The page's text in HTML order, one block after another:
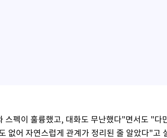
스펙이 훌륭했고, 대화도 무난했다"면서도 "다
없어 자연스럽게 관계가 정리된 줄 알았다"고